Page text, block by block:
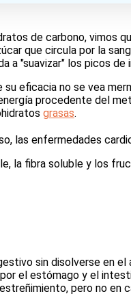
de carbono, vimos
que circula por la
a "suavizar" los picos
su eficacia no se vea
procedente del
grasas.
las enfermedades
la fibra soluble y los
sin disolverse en el
el estómago y el
pero no en